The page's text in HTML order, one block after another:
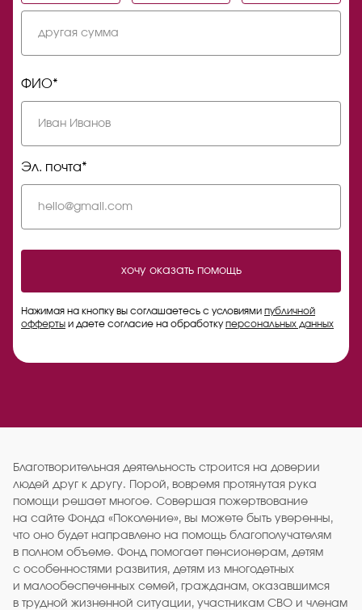
ФИО*
Эл. почта*
хочу оказать помощь
Нажимая на кнопку вы соглашаетесь с условиями публичной
офферты и даете согласие на обработкуперсональных данных
Благотворительная деятельность строится на доверии
людей друг к другу. Порой, вовремя протянутая рука
помощи решает многое. Совершая пожертвование
на сайте Фонда «Поколение», вы можете быть уверенны,
что оно будет направлено на помощь благополучателям
в полном объеме. Фонд помогает пенсионерам, детям
с особенностями развития, детям из многодетных
и малообеспеченных семей, гражданам, оказавшимся
в трудной жизненной ситуации, участникам СВО и членам